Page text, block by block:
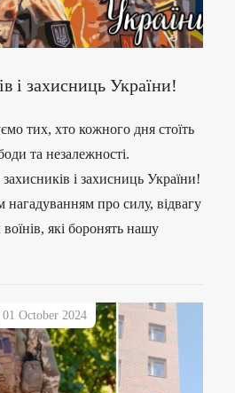
і захисниць України!
тих, хто кожного дня стоїть
та незалежності.
і захисниць України!
про силу, відвагу
які боронять нашу
01 October 2024